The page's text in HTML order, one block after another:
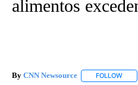
alimentos
By CNN Newsource FOLLOW